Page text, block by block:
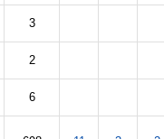
3
2
6
škody